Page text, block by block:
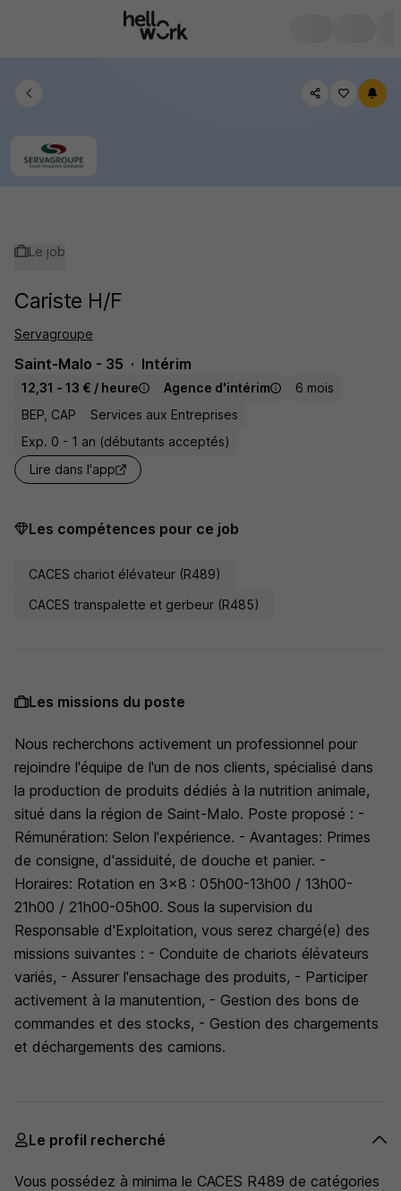
Le job
Cariste H/F
Servagroupe
Saint-Malo - 35 Intérim
12,31 - 13 € / heure Agence d'intérim
6 mois
BEP, CAP
Services aux Entreprises
Exp. 0 - 1 an (débutants acceptés)
Lire dans l'app
Les compétences pour ce job
CACES chariot élévateur (R489)
CACES transpalette et gerbeur (R485)
Les missions du poste
Nous recherchons activement un professionnel pour
rejoindre l'équipe de l'un de nos clients, spécialisé dans
la production de produits dédiés à la nutrition animale,
situé dans la région de Saint-Malo. Poste proposé : -
Rémunération: Selon l'expérience. - Avantages: Primes
de consigne, d'assiduité, de douche et panier. -
Horaires: Rotation en 3x8 : 05h00-13h00 / 13h00-
21h00 / 21h00-05h00. Sous la supervision du
Responsable d'Exploitation, vous serez chargé(e) des
missions suivantes : - Conduite de chariots élévateurs
variés, - Assurer l'ensachage des produits, - Participer
activement à la manutention, - Gestion des bons de
commandes et des stocks, - Gestion des chargements
et déchargements des camions.
Le profil recherché
Vous possédez à minima le CACES R489 de catégories